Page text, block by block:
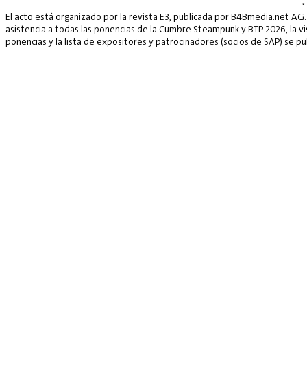
El acto está organizado por la revista E3, publicada por B4Bmedia.net
asistencia a todas las ponencias de la Cumbre Steampunk y BTP 2026,
ponencias y la lista de expositores y patrocinadores (socios de SAP) se